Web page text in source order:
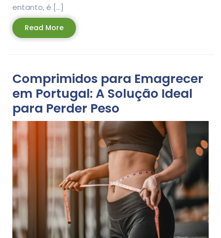
entanto, é […]
Read MoreRead
More
Comprimidos para Emagrecer
em Portugal: A Solução Ideal
para Perder Peso